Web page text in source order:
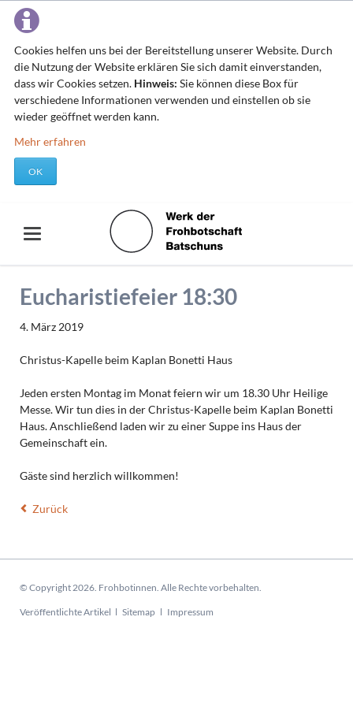
Cookies helfen uns bei der Bereitstellung unserer Website. Durch
die Nutzung der Website erklären Sie sich damit einverstanden,
dass wir Cookies setzen. Hinweis: Sie können diese Box für
verschiedene Informationen verwenden und einstellen ob sie
wieder geöffnet werden kann.
Mehr erfahren
OK
Eucharistiefeier 18:30
4. März 2019
Christus-Kapelle beim Kaplan Bonetti Haus
Jeden ersten Montag im Monat feiern wir um 18.30 Uhr Heilige
Messe. Wir tun dies in der Christus-Kapelle beim Kaplan Bonetti
Haus. Anschließend laden wir zu einer Suppe ins Haus der
Gemeinschaft ein.
Gäste sind herzlich willkommen!
Zurück
© Copyright 2026. Frohbotinnen. Alle Rechte vorbehalten.
Navigation
Veröffentlichte Artikel Sitemap Impressum